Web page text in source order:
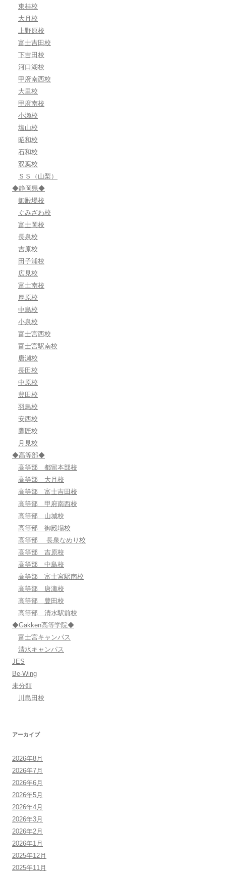
東桂校
大月校
上野原校
富士吉田校
下吉田校
河口湖校
甲府南西校
大里校
甲府南校
小瀬校
塩山校
昭和校
石和校
双葉校
ＳＳ（山梨）
◆静岡県◆
御殿場校
ぐみざわ校
富士岡校
長泉校
吉原校
田子浦校
広見校
富士南校
厚原校
中島校
小泉校
富士宮西校
富士宮駅南校
唐瀬校
長田校
中原校
豊田校
羽鳥校
安西校
鷹匠校
月見校
◆高等部◆
高等部 都留本部校
高等部 大月校
高等部 富士吉田校
高等部 甲府南西校
高等部 山城校
高等部 御殿場校
高等部 長泉なめり校
高等部 吉原校
高等部 中島校
高等部 富士宮駅南校
高等部 唐瀬校
高等部 豊田校
高等部 清水駅前校
◆Gakken高等学院◆
富士宮キャンパス
清水キャンパス
JES
Be-Wing
未分類
川島田校
アーカイブ
2026年8月
2026年7月
2026年6月
2026年5月
2026年4月
2026年3月
2026年2月
2026年1月
2025年12月
2025年11月